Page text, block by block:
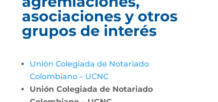
asociaciones y otros
grupos de interés
Unión Colegiada de Notariado
Colombiano – UCNC
Unión Colegiada de Notariado